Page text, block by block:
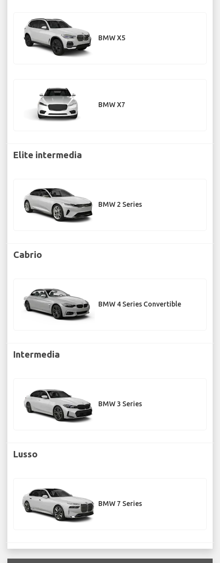
BMW X5
BMW X7
Elite intermedia
BMW 2 Series
Cabrio
BMW 4 Series Convertible
Intermedia
BMW 3 Series
Lusso
BMW 7 Series